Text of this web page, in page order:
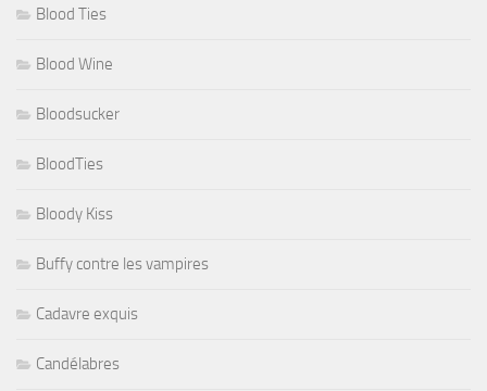
Blood Ties
Blood Wine
Bloodsucker
BloodTies
Bloody Kiss
Buffy contre les vampires
Cadavre exquis
Candélabres